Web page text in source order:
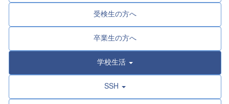
受検生の方へ
卒業生の方へ
学校生活
SSH